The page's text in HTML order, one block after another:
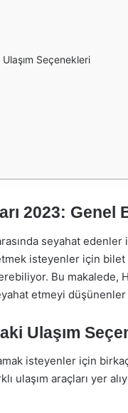
Seçenekleri
2023: Genel
seyahat
isteyenler için bilet
Bu makalede,
etmeyi düşünenler
Ulaşım
isteyenler için
ulaşım araçları yer